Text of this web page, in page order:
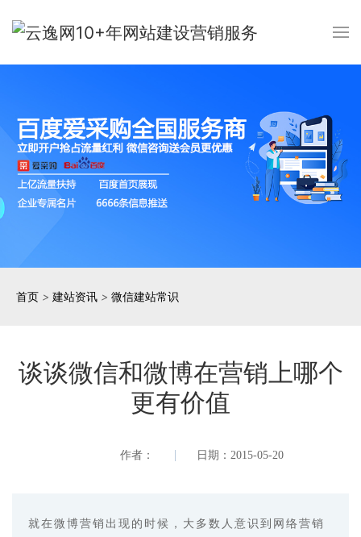
首页 > 建站资讯 > 微信建站常识
谈谈微信和微博在营销上哪个
更有价值
作者： 日期：2015-05-20
就在微博营销出现的时候，大多数人意识到网络营销